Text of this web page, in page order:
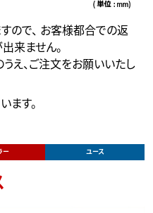
ので、 お客様都合での返
来ません。
え、ご注文をお願いいたし
ます。
ー ユース